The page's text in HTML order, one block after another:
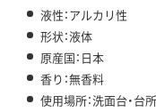
液性：アルカリ性
形状：液体
原産国：日本
香り：無香料
使用場所：洗面台・台所